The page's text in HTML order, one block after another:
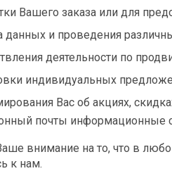
Вашего заказа или для
данных и проведения
деятельности по
индивидуальных
Вас об акциях,
почты информационные
внимание на то, что в
к нам.